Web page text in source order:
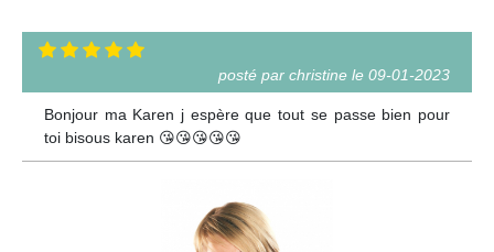
posté par christine le 09-01-2023
Bonjour ma Karen j espère que tout se passe bien pour
toi bisous karen 😘😘😘😘😘